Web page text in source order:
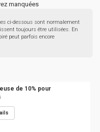
manquées
ci-dessous sont normalement
toujours être utilisées. En
peut parfois encore
de 10% pour